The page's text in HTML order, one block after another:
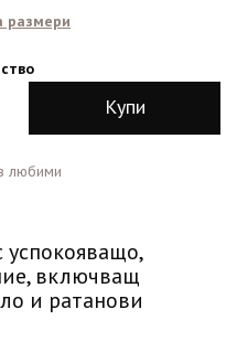
размери
Купи
любими
включващ
и ратанови